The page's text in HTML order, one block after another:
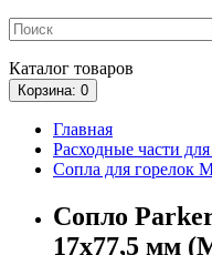
Каталог товаров
Корзина: 0
Главная
Расходные части
Сопла для горелок
Сопло
17x77,5 мм